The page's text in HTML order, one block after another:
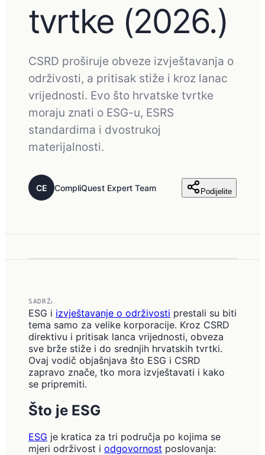
tvrtke (2026.)
CSRD proširuje obveze izvještavanja o
održivosti, a pritisak stiže i kroz lanac
vrijednosti. Evo što hrvatske tvrtke
moraju znati o ESG-u, ESRS
standardima i dvostrukoj
materijalnosti.
CE CompliQuest Expert Team Podijelite
SADRŽAJ
ESG i izvještavanje o održivosti prestali su biti
tema samo za velike korporacije. Kroz CSRD
direktivu i pritisak lanca vrijednosti, obveza
sve brže stiže i do srednjih hrvatskih tvrtki.
Ovaj vodič objašnjava što ESG i CSRD
zapravo znače, tko mora izvještavati i kako
se pripremiti.
Što je ESG
ESG je kratica za tri područja po kojima se
mjeri održivost i odgovornost poslovanja: